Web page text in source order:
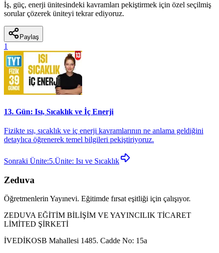
İş, güç, enerji ünitesindeki kavramları pekiştirmek için özel seçilmiş
sorular çözerek üniteyi tekrar ediyoruz.
Paylaş
1
13. Gün: Isı, Sıcaklık ve İç Enerji
Fizikte ısı, sıcaklık ve iç enerji kavramlarının ne anlama geldiğini
detaylıca öğrenerek temel bilgileri pekiştiriyoruz.
Sonraki Ünite:5.Ünite: Isı ve Sıcaklık
Zeduva
Öğretmenlerin Yayınevi. Eğitimde fırsat eşitliği için çalışıyor.
ZEDUVA EĞİTİM BİLİŞİM VE YAYINCILIK TİCARET
LİMİTED ŞİRKETİ
İVEDİKOSB Mahallesi 1485. Cadde No: 15a